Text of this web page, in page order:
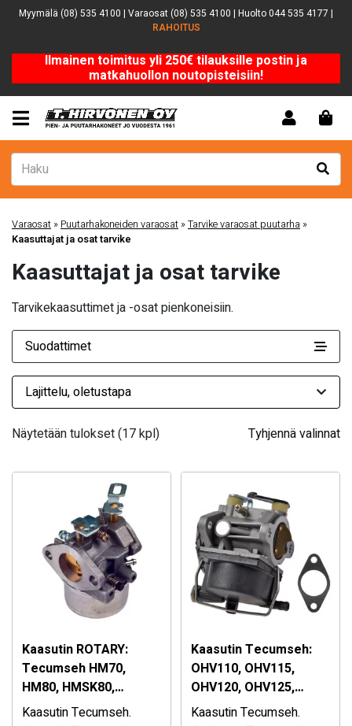
Myymälä (08) 535 4100 | Varaosat (08) 535 4100 | Huolto 044 535 4177 |
RAHOITUS
Ilmainen toimitus yli 250€ tilauksille postin ja
matkahuollon noutopisteisiin!
Varaosat » Puutarhakoneiden varaosat »Tarvike varaosat puutarha »
Kaasuttajat ja osat tarvike
Kaasuttajat ja osat tarvike
Tarvikekaasuttimet ja -osat pienkoneisiin.
Suodattimet
Näytetään tulokset (17 kpl) Tyhjennä valinnat
Kaasutin ROTARY:
Tecumseh HM70,
HM80, HMSK80,
HMSK90
Kaasutin Tecumseh.
Kaasutin Tecumseh:
OHV110, OHV115,
OHV120, OHV125,
OHV130, OVH135,
Kaasutin Tecumseh.